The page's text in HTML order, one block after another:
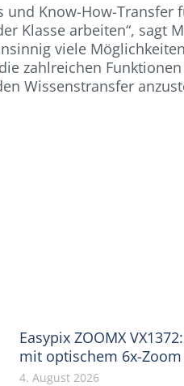
Know-How-Transfer
Klasse arbeiten“, sagt
viele
zahlreichen
Wissenstransfer
Easypix ZOOMX
mit optischem 6x-Zoom
4. August 2026